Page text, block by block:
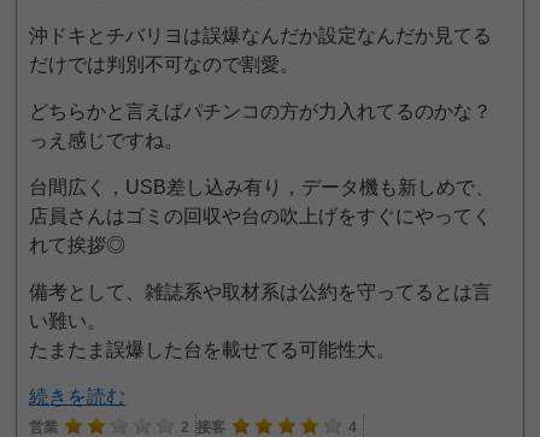
沖ドキとチバリヨは誤爆なんだか設定なんだか見てる
だけでは判別不可なので割愛。
どちらかと言えばパチンコの方が力入れてるのかな？
っえ感じですね。
台間広く，USB差し込み有り，データ機も新しめで、
店員さんはゴミの回収や台の吹上げをすぐにやってく
れて挨拶◎
備考として、雑誌系や取材系は公約を守ってるとは言
い難い。
たまたま誤爆した台を載せてる可能性大。
続きを読む
営業 2 接客
4